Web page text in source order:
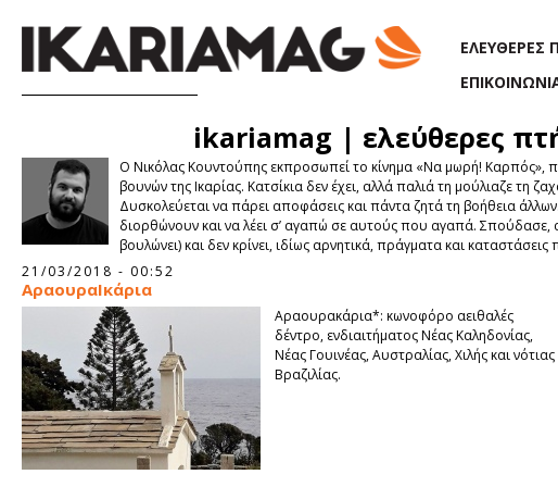
ΕΛΕΥΘΕΡΕΣ
ikariamag | ελεύθερες
Ο Νικόλας Κουντούπης εκπροσωπεί το κίνημα «Να μωρή! Καρπός»,
βουνών της Ικαρίας. Κατσίκια δεν έχει, αλλά παλιά τη μούλιαζε τη
Δυσκολεύεται να πάρει αποφάσεις και πάντα ζητά τη βοήθεια
διορθώνουν και να λέει σ’ αγαπώ σε αυτούς που αγαπά. Σπούδασε,
βουλώνει) και δεν κρίνει, ιδίως αρνητικά, πράγματα και
21/03/2018 - 00:52
ΑραουραIκάρια
Αραουρακάρια*: κωνοφόρο αειθαλές
δέντρο, ενδιαιτήματος Νέας Καληδονίας,
Νέας Γουινέας, Αυστραλίας, Χιλής και νότιας
Βραζιλίας.